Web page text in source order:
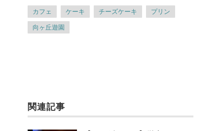
カフェ ケーキ チーズケーキ プリン
向ヶ丘遊園
関連記事